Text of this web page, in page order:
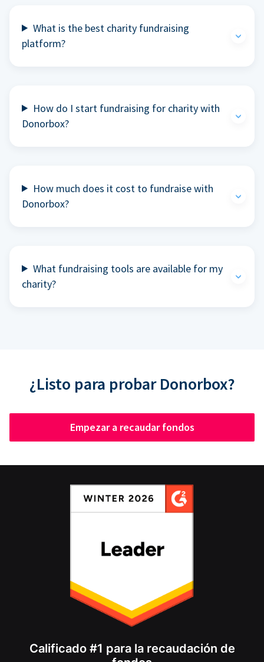
What is the best charity fundraising
platform?
How do I start fundraising for charity with
Donorbox?
How much does it cost to fundraise with
Donorbox?
What fundraising tools are available for my
charity?
¿Listo para probar Donorbox?
Empezar a recaudar fondos
Calificado #1 para la recaudación de